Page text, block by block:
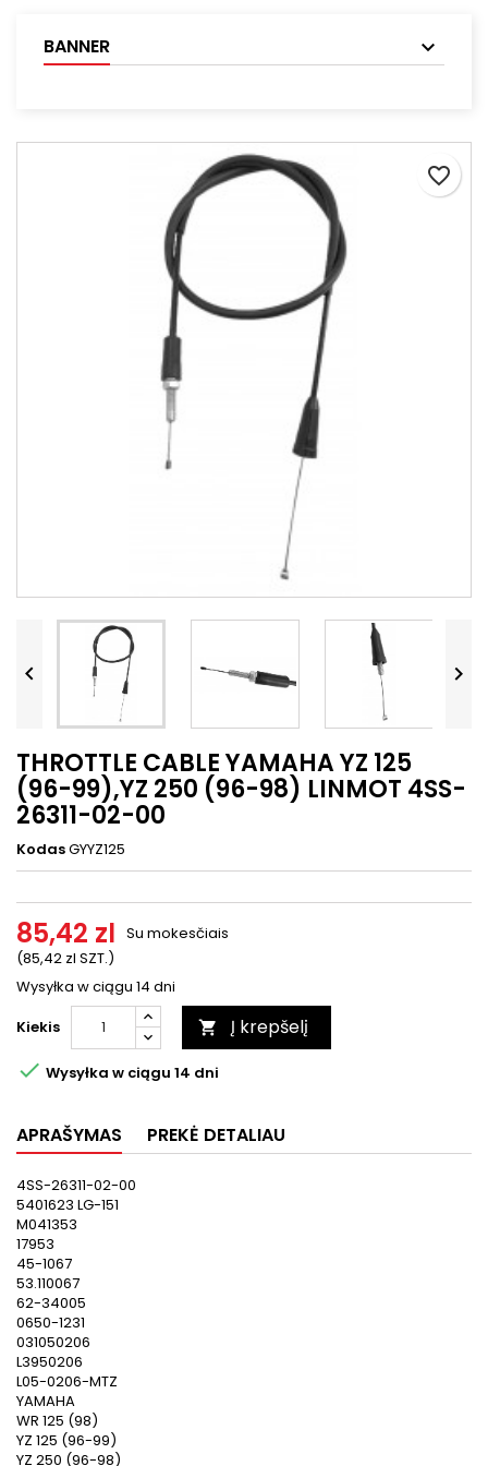
BANNER
favorite_border
 
 
THROTTLE CABLE YAMAHA YZ 125
(96-99),YZ 250 (96-98) LINMOT 4SS-
26311-02-00
KodasGYYZ125
85,42 zl
(85,42 zl SZT.)
Su mokesčiais
Wysyłka w ciągu 14 dni
Kiekis
 Į krepšelį
 Wysyłka w ciągu 14 dni
APRAŠYMAS PREKĖ DETALIAU
4SS-26311-02-00
5401623 LG-151
M041353
17953
45-1067
53.110067
62-34005
0650-1231
031050206
L3950206
L05-0206-MTZ
YAMAHA
WR 125 (98)
YZ 125 (96-99)
YZ 250 (96-98)